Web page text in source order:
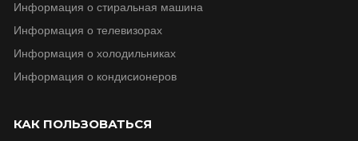
Информация о стиральная машина
Информация о телевизорax
Информация о холодильниках
Информация о кондисионеров
КАК ПОЛЬЗОВАТЬСЯ